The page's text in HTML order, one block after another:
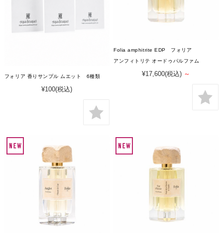
フォリア 香りサンプル ムエット 6種類
¥100(税込)
Folia amphitrite EDP フォリア
アンフィトリテ オードゥパルファム
¥17,600(税込) ～